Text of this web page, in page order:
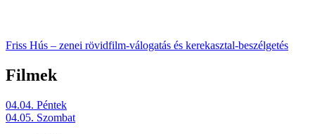
Friss Hús – zenei rövidfilm-válogatás és kerekasztal-beszélgetés
Filmek
04.04. Péntek
04.05. Szombat